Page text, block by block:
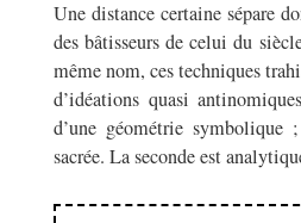
Une distance certaine sépare
des bâtisseurs de celui du
même nom, ces techniques
d’idéations quasi
d’une géométrie
sacrée. La seconde est